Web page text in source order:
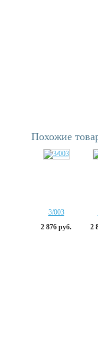
Похожие
3/003
2 876 руб.
2